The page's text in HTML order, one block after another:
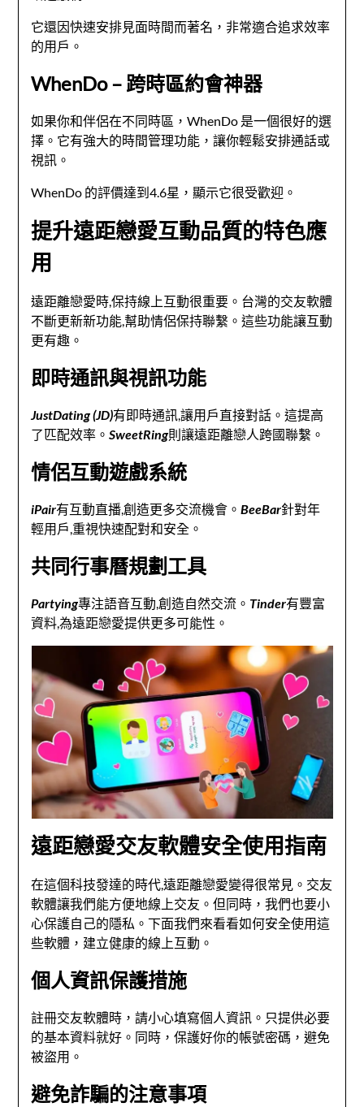
它還因快速安排見面時間而著名，非常適合追求效率
的用戶。
WhenDo – 跨時區約會神器
如果你和伴侶在不同時區，WhenDo 是一個很好的選
擇。它有強大的時間管理功能，讓你輕鬆安排通話或
視訊。
WhenDo 的評價達到4.6星，顯示它很受歡迎。
提升遠距戀愛互動品質的特色應
用
遠距離戀愛時,保持線上互動很重要。台灣的交友軟體
不斷更新新功能,幫助情侶保持聯繫。這些功能讓互動
更有趣。
即時通訊與視訊功能
JustDating (JD)有即時通訊,讓用戶直接對話。這提高
了匹配效率。SweetRing則讓遠距離戀人跨國聯繫。
情侶互動遊戲系統
iPair有互動直播,創造更多交流機會。BeeBar針對年
輕用戶,重視快速配對和安全。
共同行事曆規劃工具
Partying專注語音互動,創造自然交流。 Tinder有豐富
資料,為遠距戀愛提供更多可能性。
遠距戀愛交友軟體安全使用指南
在這個科技發達的時代,遠距離戀愛變得很常見。交友
軟體讓我們能方便地線上交友。但同時，我們也要小
心保護自己的隱私。下面我們來看看如何安全使用這
些軟體，建立健康的線上互動。
個人資訊保護措施
註冊交友軟體時，請小心填寫個人資訊。只提供必要
的基本資料就好。同時，保護好你的帳號密碼，避免
被盜用。
避免詐騙的注意事項